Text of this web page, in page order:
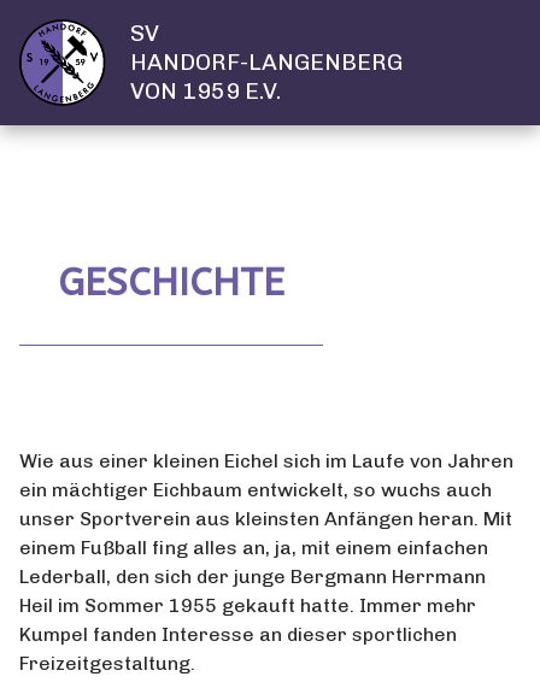
SV
HANDORF-LANGENBERG
VON 1959 E.V.
GESCHICHTE
Wie aus einer kleinen Eichel sich im Laufe von Jahren
ein mächtiger Eichbaum entwickelt, so wuchs auch
unser Sportverein aus kleinsten Anfängen heran. Mit
einem Fußball fing alles an, ja, mit einem einfachen
Lederball, den sich der junge Bergmann Herrmann
Heil im Sommer 1955 gekauft hatte. Immer mehr
Kumpel fanden Interesse an dieser sportlichen
Freizeitgestaltung.